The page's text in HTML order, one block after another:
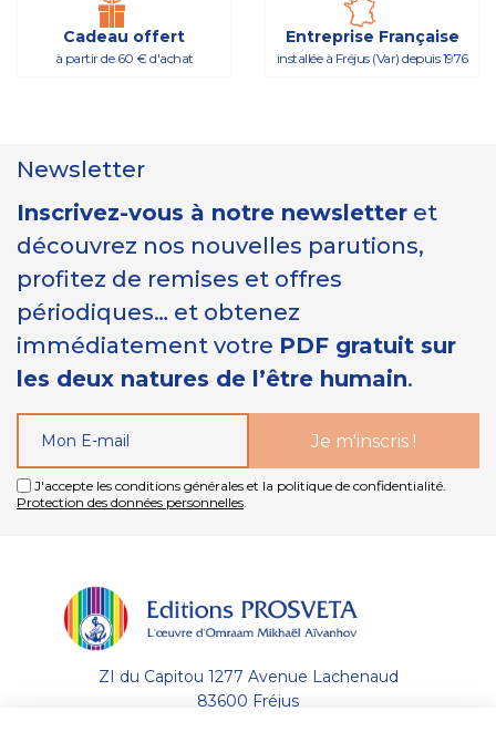
Cadeau offert
à partir de 60 € d'achat
Entreprise Française
installée à Fréjus (Var) depuis 1976
Newsletter
Inscrivez-vous à notre newsletter et
découvrez nos nouvelles parutions,
profitez de remises et offres
périodiques… et obtenez
immédiatement votre PDF gratuit sur
les deux natures de l’être humain.
J'accepte les conditions générales et la politique de confidentialité.
Protection des données personnelles.
ZI du Capitou 1277 Avenue Lachenaud
83600 Fréjus